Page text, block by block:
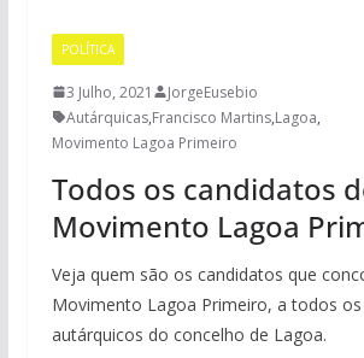
POLÍTICA
3 Julho, 2021
JorgeEusebio
Autárquicas,Francisco Martins,Lagoa,
Movimento Lagoa Primeiro
Todos os candidatos
Movimento Lagoa
Veja quem são os candidatos que
Movimento Lagoa Primeiro, a todos
autárquicos do concelho de Lagoa.